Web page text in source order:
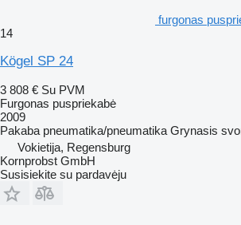
furgonas
14
Kögel SP 24
3 808 € Su PVM
Furgonas puspriekabė
2009
Pakaba pneumatika/pneumatika Grynasis
Vokietija, Regensburg
Kornprobst GmbH
Susisiekite su pardavėju